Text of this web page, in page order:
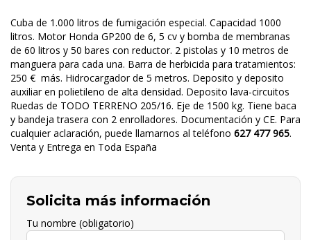
Cuba de 1.000 litros de fumigación especial. Capacidad 1000
litros. Motor Honda GP200 de 6, 5 cv y bomba de membranas
de 60 litros y 50 bares con reductor. 2 pistolas y 10 metros de
manguera para cada una. Barra de herbicida para tratamientos:
250 € más. Hidrocargador de 5 metros. Deposito y deposito
auxiliar en polietileno de alta densidad. Deposito lava-circuitos
Ruedas de TODO TERRENO 205/16. Eje de 1500 kg. Tiene baca
y bandeja trasera con 2 enrolladores. Documentación y CE. Para
cualquier aclaración, puede llamarnos al teléfono 627 477 965.
Venta y Entrega en Toda España
Solicita más información
Tu nombre (obligatorio)